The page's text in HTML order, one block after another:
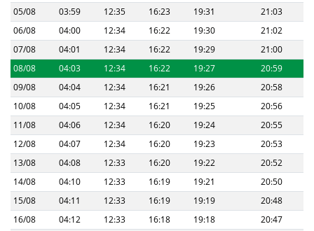
05/08
03:59 12:35 16:23 19:31
21:03
06/08
04:00 12:34 16:22 19:30
21:02
07/08
04:01 12:34 16:22 19:29
21:00
08/08
04:03 12:34 16:22 19:27
20:59
09/08
04:04 12:34 16:21 19:26
20:58
10/08
04:05 12:34 16:21 19:25
20:56
11/08
04:06 12:34 16:20 19:24
20:55
12/08
04:07 12:34 16:20 19:23
20:53
13/08
04:08 12:33 16:20 19:22
20:52
14/08
04:10 12:33 16:19 19:21
20:50
15/08
04:11 12:33 16:19 19:19
20:48
16/08
04:12 12:33 16:18 19:18
20:47